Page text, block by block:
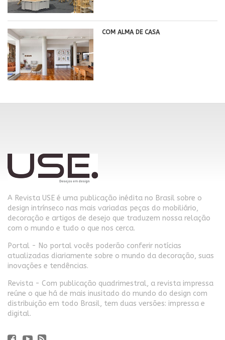
COM ALMA DE CASA
A Revista USE é uma publicação inédita no Brasil sobre o
design intrínseco nas mais variadas peças do mobiliário,
decoração e artigos de desejo que traduzem nossa relação
com o mundo e tudo o que nos cerca.
Portal - No portal vocês poderão conferir notícias
atualizadas diariamente sobre o mundo da decoração, suas
inovações e tendências.
Revista - Com publicação quadrimestral, a revista impressa
reúne o que há de mais inusitado do mundo do design com
distribuição em todo Brasil, tem duas versões: impressa e
digital.